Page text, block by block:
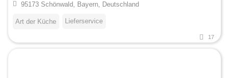
95173 Schönwald, Bayern, Deutschland
Art der Küche Lieferservice
17